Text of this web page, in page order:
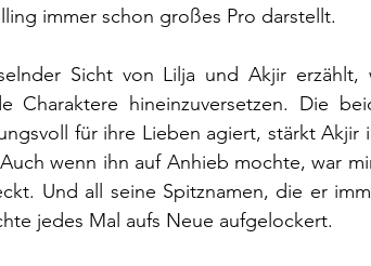
immer schon großes Pro darstellt.
Sicht von Lilja und Akjir erzählt,
Charaktere hineinzuversetzen. Die
für ihre Lieben agiert, stärkt Akjir
wenn ihn auf Anhieb mochte, war
Und all seine Spitznamen, die er
jedes Mal aufs Neue aufgelockert.